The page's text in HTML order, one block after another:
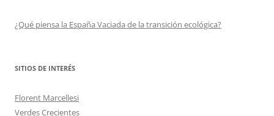
¿Qué piensa la España Vaciada de la transición ecológica?
SITIOS DE INTERÉS
Florent Marcellesi
Verdes Crecientes